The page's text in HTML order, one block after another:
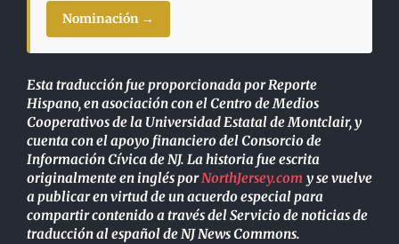
Nominación →
Esta traducción fue proporcionada por Reporte
Hispano, en asociación con el Centro de Medios
Cooperativos de la Universidad Estatal de Montclair, y
cuenta con el apoyo financiero del Consorcio de
Información Cívica de NJ. La historia fue escrita
originalmente en inglés porNorthJersey.com y se vuelve
a publicar en virtud de un acuerdo especial para
compartir contenido a través del Servicio de noticias de
traducción al español de NJ News Commons.